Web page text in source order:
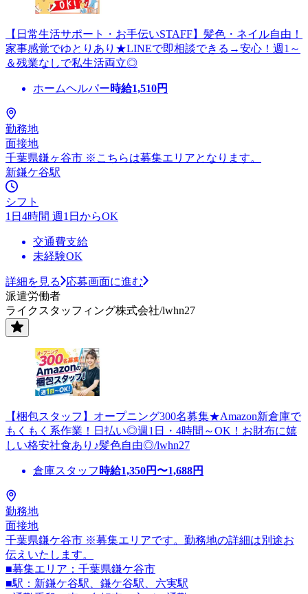
【日常生活サポート・お手伝いSTAFF】髪色・ネイル自由！
家事感覚でゆとりあり★LINEで即相談できる→安心！週1～
＆残業なしで私生活両立◎
ホームヘルパー時給1,510円
勤務地
面接地
千葉県鎌ヶ谷市 ※こちらは募集エリアとなります。
新鎌ケ谷駅
シフト
1日4時間 週1日からOK
交通費支給
未経験OK
詳細を見る
応募画面に進む
派遣労働者
ライクスタッフィング株式会社/lwhn27
【梱包スタッフ】オープニング300名募集★Amazon新倉庫で
もくもく系作業！日払い◎週1日・4時間～OK！お財布に嬉
しい格安社食あり♪髪色自由◎/lwhn27
倉庫スタッフ 時給1,350円〜1,688円
勤務地
面接地
千葉県鎌ケ谷市 ※募集エリアです。勤務地の詳細は別途お
伝えいたします。
■募集エリア：千葉県鎌ケ谷市
■駅：新鎌ケ谷駅、鎌ケ谷駅、六実駅